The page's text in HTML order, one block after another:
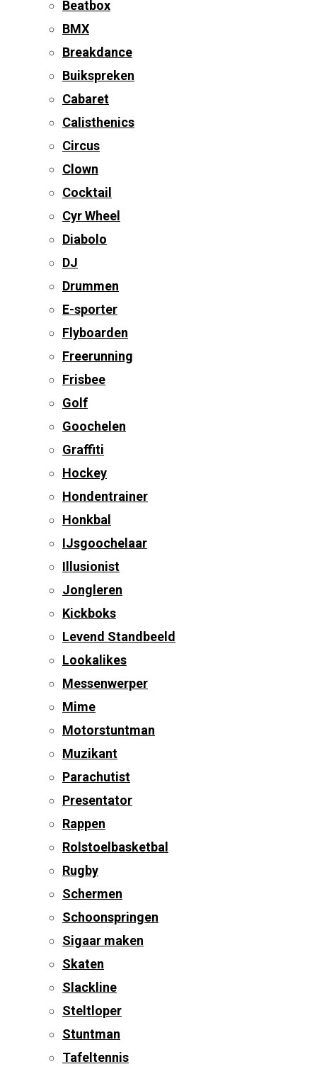
Beatbox
BMX
Breakdance
Buikspreken
Cabaret
Calisthenics
Circus
Clown
Cocktail
Cyr Wheel
Diabolo
DJ
Drummen
E-sporter
Flyboarden
Freerunning
Frisbee
Golf
Goochelen
Graffiti
Hockey
Hondentrainer
Honkbal
IJsgoochelaar
Illusionist
Jongleren
Kickboks
Levend Standbeeld
Lookalikes
Messenwerper
Mime
Motorstuntman
Muzikant
Parachutist
Presentator
Rappen
Rolstoelbasketbal
Rugby
Schermen
Schoonspringen
Sigaar maken
Skaten
Slackline
Steltloper
Stuntman
Tafeltennis